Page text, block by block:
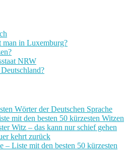
man in Luxemburg?
NRW
Wörter der Deutschen Sprache
mit den besten 50 kürzesten Witzen
Witz – das kann nur schief gehen
kehrt zurück
– Liste mit den besten 50 kürzesten